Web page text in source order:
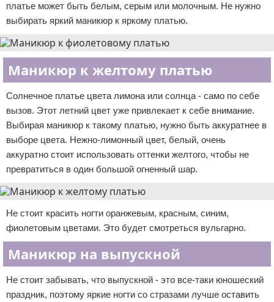
платье может быть белым, серым или молочным. Не нужно
выбирать яркий маникюр к яркому платью.
Маникюр к желтому платью
Солнечное платье цвета лимона или солнца - само по себе
вызов. Этот летний цвет уже привлекает к себе внимание.
Выбирая маникюр к такому платью, нужно быть аккуратнее в
выборе цвета. Нежно-лимонный цвет, белый, очень
аккуратно стоит использовать оттенки желтого, чтобы не
превратиться в один большой огненный шар.
Не стоит красить ногти оранжевым, красным, синим,
фиолетовым цветами. Это будет смотреться вульгарно.
Маникюр на выпускной
Не стоит забывать, что выпускной - это все-таки юношеский
праздник, поэтому яркие ногти со стразами лучше оставить